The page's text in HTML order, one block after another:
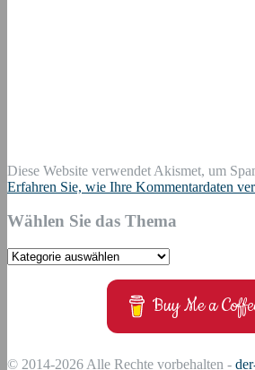
Diese Website verwendet Akismet, um
Erfahren Sie, wie Ihre Kommentardaten
Wählen Sie das Thema
Wählen
Buy Me a
© 2014-2026 Alle Rechte vorbehalten -